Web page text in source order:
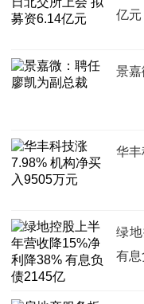
亿元
景
华
绿
有